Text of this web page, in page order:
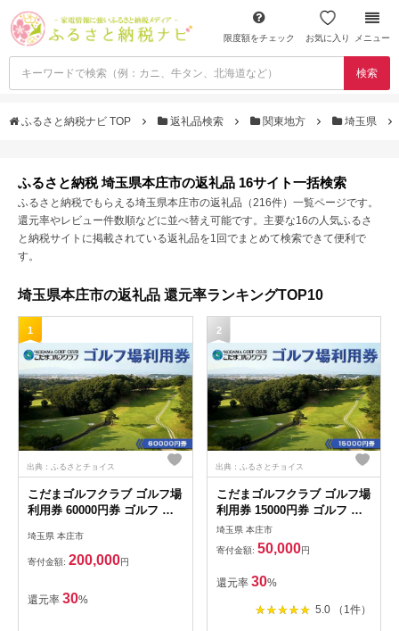
限度額をチェック お気に入り メニュー
検索
ふるさと納税ナビ TOP 返礼品検索 関東地方 埼玉県
ふるさと納税 埼玉県本庄市の返礼品 16サイト一括検索
ふるさと納税でもらえる埼玉県本庄市の返礼品（216件）一覧ページです。
還元率やレビュー件数順などに並べ替え可能です。主要な16の人気ふるさ
と納税サイトに掲載されている返礼品を1回でまとめて検索できて便利で
す。
埼玉県本庄市の返礼品 還元率ランキングTOP10
1
出典：ふるさとチョイス
こだまゴルフクラブ ゴルフ場
利用券 60000円券 ゴルフ チ
埼玉県 本庄市 首都圏 F5K-
506
埼玉県 本庄市
寄付金額: 200,000円
還元率 30%
2
出典：ふるさとチョイス
こだまゴルフクラブ ゴルフ場
利用券 15000円券 ゴルフ チ
ケット 平日 土日 祝日 関東
埼玉県 本庄市 首都圏 F5K-
504
埼玉県 本庄市
寄付金額: 50,000円
還元率 30%
5.0 （1件）